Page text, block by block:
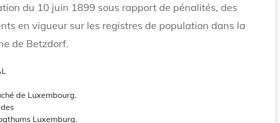
du 10 juin 1899 sous rapport de pénalités, des
en vigueur sur les registres de population dans la
de Betzdorf.
de Luxembourg.
Luxemburg.